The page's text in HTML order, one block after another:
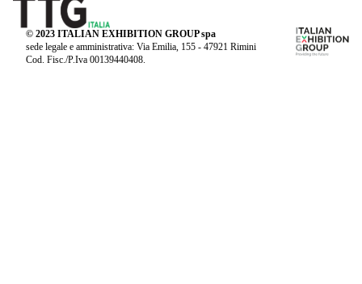
© 2023 ITALIAN EXHIBITION GROUP spa
sede legale e amministrativa: Via Emilia, 155 - 47921 Rimini
Cod. Fisc./P.Iva 00139440408.